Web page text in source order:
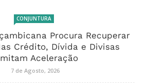
CONJUNTURA
Procura Recuperar
Crédito, Dívida e Divisas
Aceleração
7 de Agosto, 2026